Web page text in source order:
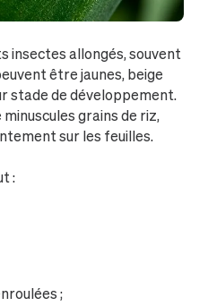
insectes allongés, souvent
être jaunes, beige
stade de développement.
grains de riz,
sur les feuilles.
:
;